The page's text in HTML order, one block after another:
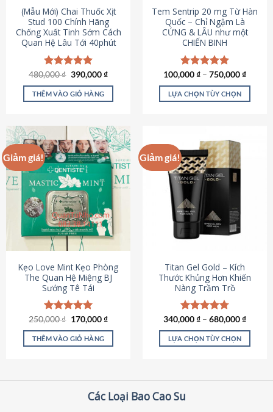
được
chọn
trên
trang
sản
phẩm
chọn
trên
trang
sản
phẩm
(Mẫu Mới) Chai Thuốc Xịt
Stud 100 Chính Hãng
Chống Xuất Tinh Sớm Cách
Quan Hệ Lâu Tới 40phút
Được xếp
hạng5.00
5 sao
480,000₫ Giá
là:
480,000 ₫.
390,000₫Giá
tại
THÊM VÀO GIỎ HÀNG
Tem Sentrip 20 mg Từ Hàn
Quốc – Chỉ Ngậm Là
CỨNG & LÂU như một
CHIẾN BINH
Được xếp
hạng5.00
5 sao
100,000₫ – 750,000₫
LỰA CHỌN TÙY CHỌN
có
nhiều
biến
tùy
chọn
có
chọn
trên
trang
sản
phẩm
Giảm giá!
Kẹo Love Mint Kẹo Phòng
The Quan Hệ Miệng BJ
Sướng Tê Tái
Được xếp
hạng5.00
5 sao
250,000₫ Giá
là:
250,000 ₫.
170,000₫Giá
tại
THÊM VÀO GIỎ HÀNG
Giảm giá!
Titan Gel Gold – Kích
Thước Khủng Hơn Khiến
Nàng Trầm Trồ
Được xếp
hạng4.79
5 sao
340,000₫ – 680,000₫
LỰA CHỌN TÙY CHỌN
Các Loại Bao Cao Su